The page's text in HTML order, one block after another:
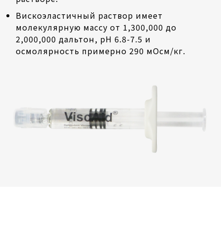
Вискоэластичный раствор имеет
молекулярную массу от 1,300,000 до
2,000,000 дальтон, pH 6.8-7.5 и
осмолярность примерно 290 мОсм/кг.